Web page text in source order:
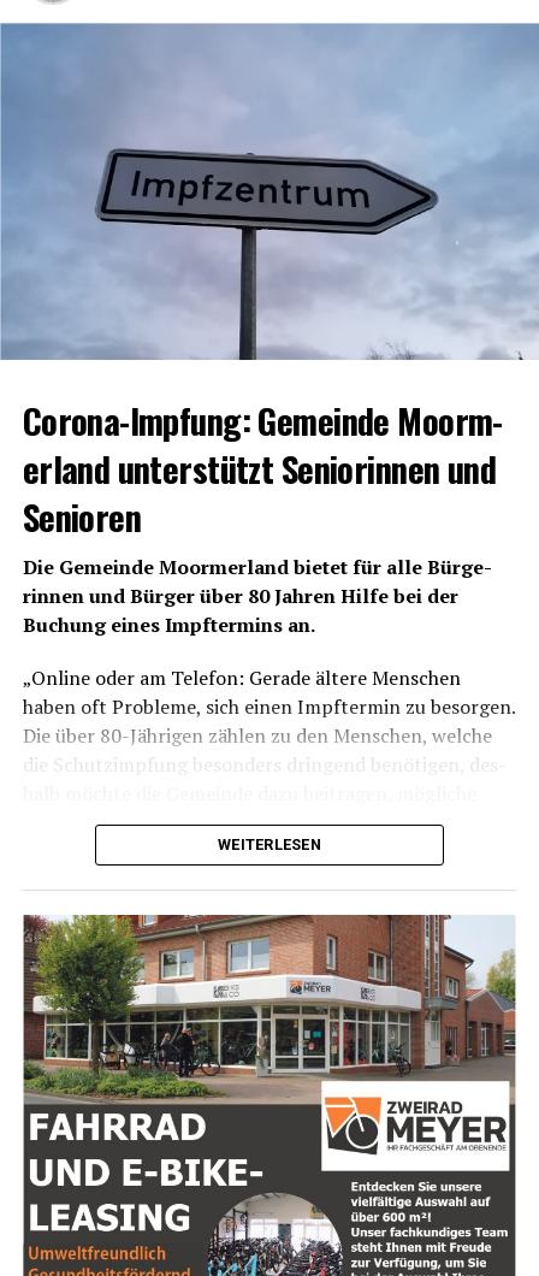
ver­teilt sind mitt­ler­wei­le 26 Her­de bekannt.
[anzei­ge:]
Coro­na-Imp­fung: Gemein­de Moorm­
er­land unter­stützt Senio­rin­nen und
Senioren
Die Gemein­de Moorm­er­land bie­tet für alle Bür­ge­
rin­nen und Bür­ger über 80 Jah­ren Hil­fe bei der
Buchung eines Impf­ter­mins an.
„Online oder am Tele­fon: Gera­de älte­re Men­schen
haben oft Pro­ble­me, sich einen Impf­ter­min zu besor­gen.
Die über 80-Jäh­ri­gen zäh­len zu den Men­schen, wel­che
die Schutz­imp­fung beson­ders drin­gend benö­ti­gen, des­
Hür­den aus dem Weg zu räu­men“, so Bür­ger­meis­te­rin
Damit alle Senio­rin­nen und Senio­ren von die­sem Ange­
bot Kennt­nis haben, wird den betref­fen­den Per­so­nen in
den nächs­ten Tagen ein Brief zuge­sandt. Es han­delt sich
dabei aus­schließ­lich um ein Ange­bot zur Unter­stüt­zung
einer Buchung eines Impf­ter­mins. Ein Fahr­dienst kann
nicht gestellt werden.
WEITERLESEN